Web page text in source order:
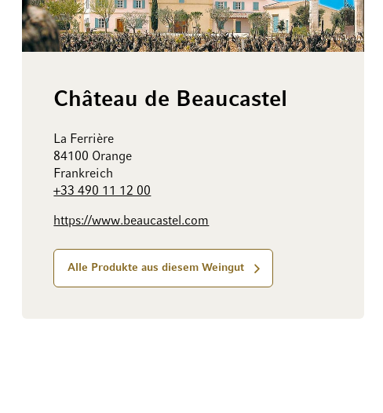
Château de Beaucastel
La Ferrière
84100 Orange
Frankreich
+33 490 11 12 00
https://www.beaucastel.com
Alle Produkte aus diesem Weingut